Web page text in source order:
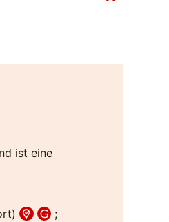
ist eine
;